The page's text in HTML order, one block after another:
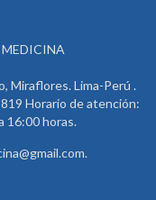
Miraflores. Lima-Perú .
Horario de atención:
16:00 horas.